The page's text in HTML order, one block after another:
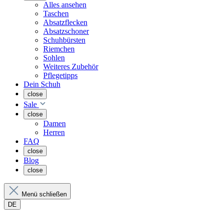
Alles ansehen
Taschen
Absatzflecken
Absatzschoner
Schuhbürsten
Riemchen
Sohlen
Weiteres Zubehör
Pflegetipps
Dein Schuh
close
Sale
close
Damen
Herren
FAQ
close
Blog
close
Menü schließen
DE